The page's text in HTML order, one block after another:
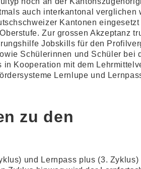
auch interkantonal verglichen
Kantonen
Zur grossen Akzeptanz
Jobskills für den
Schülerinnen und Schüler bei
Kooperation mit dem
Lernlupe und
zu den
und Lernpass plus (3. Zyklus)